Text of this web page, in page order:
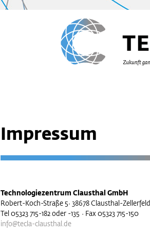
Impressum
Technologiezentrum Clausthal GmbH
Robert-Koch-Straße 5· 38678 Clausthal-Zellerfeld
Tel 05323 715-182 oder -135 · Fax 05323 715-150
info@tecla-clausthal.de